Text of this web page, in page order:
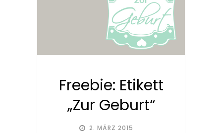
2. MÄRZ 2015
Freebie: Etikett
„Zur Geburt“